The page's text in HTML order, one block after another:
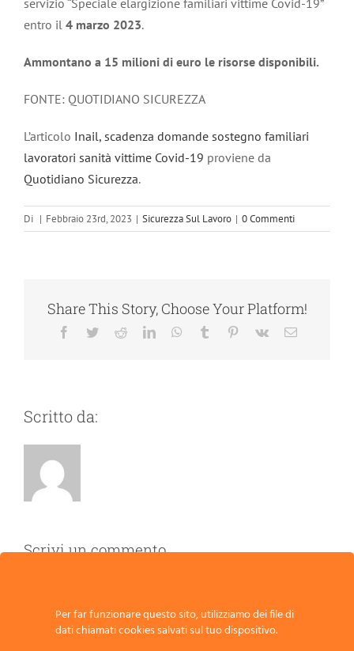
servizio “Speciale elargizione familiari vittime Covid-19”
entro il 4 marzo 2023.
Ammontano a 15 milioni di euro le risorse disponibili.
FONTE: QUOTIDIANO SICUREZZA
L’articolo Inail, scadenza domande sostegno familiari
lavoratori sanità vittime Covid-19 proviene da
Quotidiano Sicurezza.
Di | Febbraio 23rd, 2023 | Sicurezza Sul Lavoro | 0 Commenti
Share This Story, Choose Your Platform!
Facebook
TwitterRedditLinkedInWhatsApp
Tumblr Pinterest
Vk Email
Scritto da:
Scrivi un commento
Per far funzionare questo sito, utilizziamo dei file di
dati chiamati cookies salvati sul tuo dispositivo.